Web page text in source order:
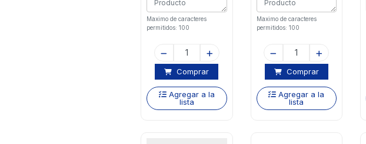
Maximo de caracteres
permitidos: 100
Comprar
Agregar a la
lista
Maximo de caracteres
permitidos: 100
Comprar
Agregar a la
lista